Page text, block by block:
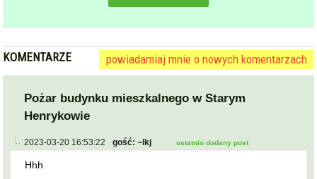
KOMENTARZE powiadamiaj mnie o nowych komentarzach
Pożar budynku mieszkalnego w Starym
Henrykowie
2023-03-20 16:53:22 gość: ~lkj ostatnio dodany post
Hhh